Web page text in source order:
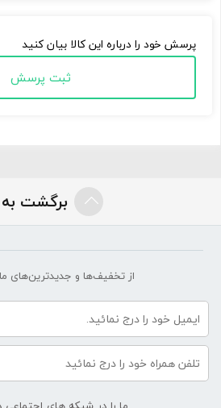
پرسش خود را درباره این کالا بیان کنید
ثبت پرسش
برگشت به
از تخفیف‌ها و جدیدترین‌های